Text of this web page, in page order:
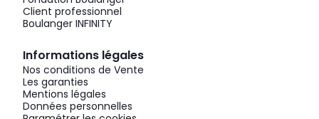
Client professionnel
Boulanger INFINITY
Informations légales
Nos conditions de Vente
Les garanties
Mentions légales
Données personnelles